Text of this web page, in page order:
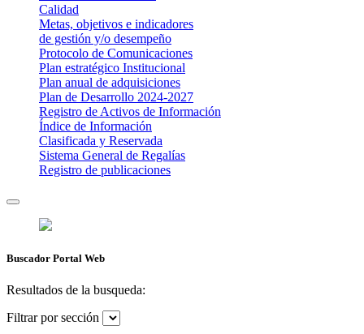
Calidad
Metas, objetivos e indicadores
de gestión y/o desempeño
Protocolo de Comunicaciones
Plan estratégico Institucional
Plan anual de adquisiciones
Plan de Desarrollo 2024-2027
​Registro de Activos de Información​​
Índice de Información
Clasificada y Reservada
Sistema General de Regalías
Registro de publicaciones
Buscador Portal Web
Resultados de la busqueda:
Filtrar por sección